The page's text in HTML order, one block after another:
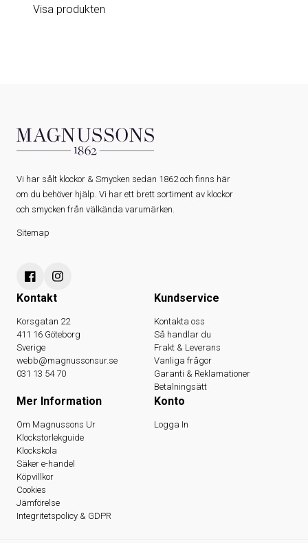
Visa produkten
Vi har sålt klockor & Smycken sedan 1862 och finns här
om du behöver hjälp. Vi har ett brett sortiment av klockor
och smycken från välkända varumärken.
Sitemap
Kontakt
Korsgatan 22
411 16 Göteborg
Sverige
webb@magnussonsur.se
031 13 54 70
Kundservice
Kontakta oss
Så handlar du
Frakt & Leverans
Vanliga frågor
Garanti & Reklamationer
Betalningsätt
Mer Information
Om Magnussons Ur
Klockstorlekguide
Klockskola
Säker e-handel
Köpvillkor
Cookies
Jämförelse
Integritetspolicy & GDPR
Konto
Logga In